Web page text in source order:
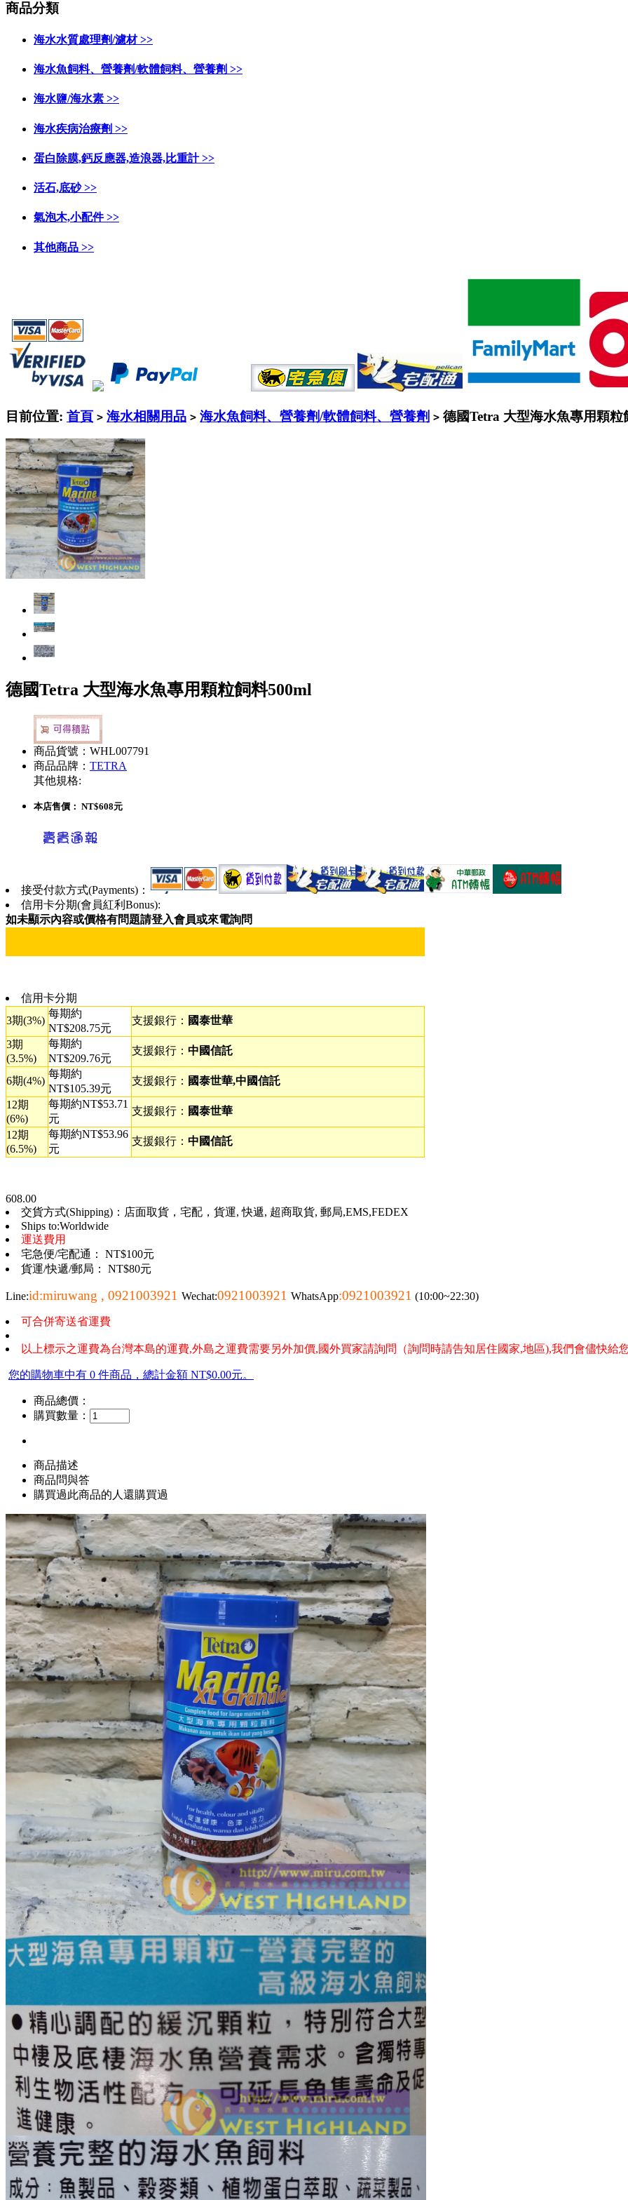
商品分類
海水水質處理劑/濾材 >>
海水魚飼料、營養劑/軟體飼料、營養劑 >>
海水鹽/海水素 >>
海水疾病治療劑 >>
蛋白除膜,鈣反應器,造浪器,比重計 >>
活石,底砂 >>
氣泡木,小配件 >>
其他商品 >>
目前位置: 首頁 > 海水相關用品 > 海水魚飼料、營養劑/軟體飼料、營養劑 > 德國Tetra 大型海水魚專用顆粒
德國Tetra 大型海水魚專用顆粒飼料500ml
商品貨號：WHL007791
商品品牌： TETRA
其他規格:
本店售價： NT$608元
接受付款方式(Payments)：
信用卡分期(會員紅利Bonus):
如未顯示內容或價格有問題請登入會員或來電詢問
信用卡分期
3期(3%)
每期約
NT$208.75元
支援銀行： 國泰世華
3期
(3.5%)
每期約
NT$209.76元
支援銀行： 中國信託
6期(4%)
每期約
NT$105.39元
支援銀行： 國泰世華,中國信託
12期
(6%)
每期約NT$53.71
元
支援銀行： 國泰世華
12期
(6.5%)
每期約NT$53.96
元
支援銀行： 中國信託
608.00
交貨方式(Shipping)：店面取貨，宅配，貨運, 快遞, 超商取貨, 郵局,EMS,FEDEX
Ships to:Worldwide
運送費用
宅急便/宅配通： NT$100元
貨運/快遞/郵局： NT$80元
Line:id:miruwang , 0921003921 Wechat:0921003921 WhatsApp:0921003921 (10:00~22:30)
可合併寄送省運費
以上標示之運費為台灣本島的運費,外島之運費需要另外加價,國外買家請詢問（詢問時請告知居住國家,地區),我們會儘快給
您的購物車中有 0 件商品，總計金額 NT$0.00元。
商品總價：
購買數量：
商品描述
商品問與答
購買過此商品的人還購買過